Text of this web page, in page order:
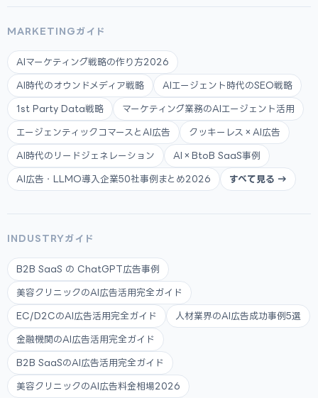
MARKETINGガイド
AIマーケティング戦略の作り方2026
AI時代のオウンドメディア戦略 AIエージェント時代のSEO戦略
1st Party Data戦略 マーケティング業務のAIエージェント活用
エージェンティックコマースとAI広告 クッキーレス×AI広告
AI時代のリードジェネレーション AI×BtoB SaaS事例
AI広告・LLMO導入企業50社事例まとめ2026 すべて見る →
INDUSTRYガイド
B2B SaaS の ChatGPT広告事例
美容クリニックのAI広告活用完全ガイド
EC/D2CのAI広告活用完全ガイド 人材業界のAI広告成功事例5選
金融機関のAI広告活用完全ガイド
B2B SaaSのAI広告活用完全ガイド
美容クリニックのAI広告料金相場2026